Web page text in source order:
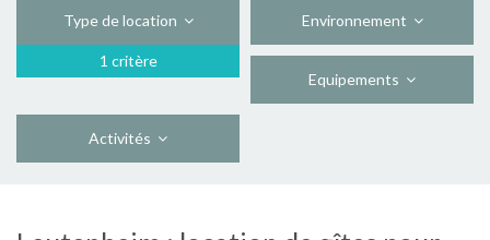
Type de location
1 critère
Environnement
Equipements
Activités